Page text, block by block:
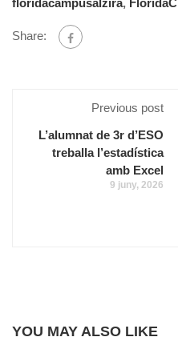
floridacampusalzira,
Share:
Previous post
L’alumnat de 3r d’ESO
treballa l’estadística
amb Excel
9 juny, 2026
YOU MAY ALSO LIKE